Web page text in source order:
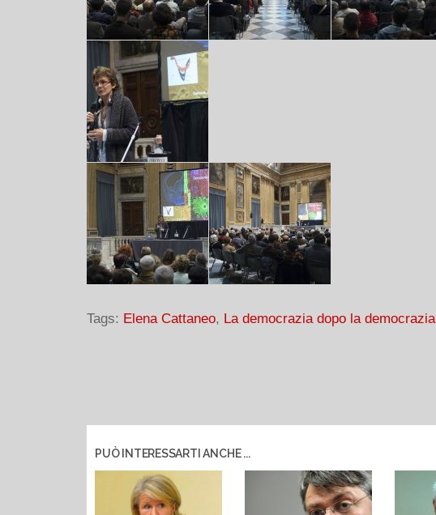
Tags: Elena Cattaneo, La democrazia dopo la democrazia
PUÒ INTERESSARTI ANCHE ...